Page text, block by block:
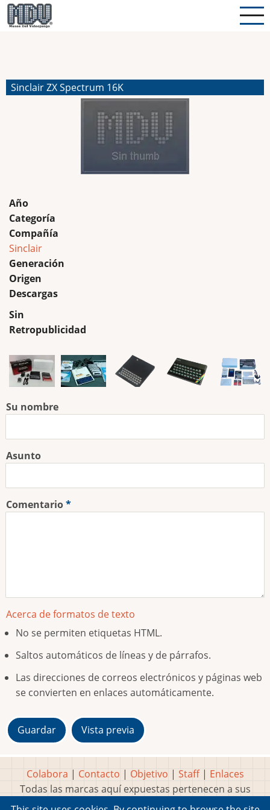
Pasar
al
Sinclair ZX Spectrum 16K
Año
Categoría
Compañía
Sinclair
Generación
Origen
Descargas
Sin
Retropublicidad
Su nombre
Asunto
Comentario
Acerca de formatos de texto
No se permiten etiquetas HTML.
Saltos automáticos de líneas y de párrafos.
Las direcciones de correos electrónicos y páginas web
se convierten en enlaces automáticamente.
Colabora | Contacto | Objetivo | Staff| Enlaces
Todas las marcas aquí expuestas pertenecen a sus
respectivos y legítimos dueños